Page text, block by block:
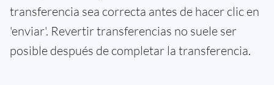
transferencia sea correcta antes de hacer clic en
'enviar'. Revertir transferencias no suele ser
posible después de completar la transferencia.